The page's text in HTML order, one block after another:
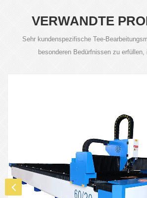
VERWANDTE
Sehr kundenspezifische Tee-
besonderen Bedürfnissen zu